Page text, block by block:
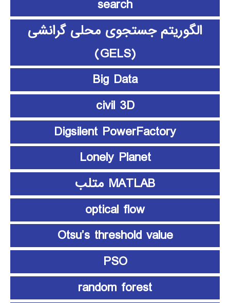
search
الگوریتم جستجوی محلی گرانشی
(GELS)
Big Data
civil 3D
Digsilent PowerFactory
Lonely Planet
MATLAB متلب
optical flow
Otsu’s threshold value
PSO
random forest